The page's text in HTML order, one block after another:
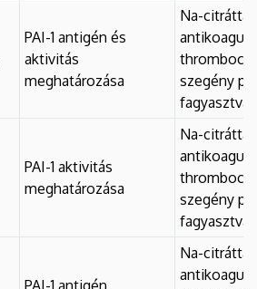
PAI-1 antigén és
aktivitás
meghatározása
Na-citráttal
szegény
fagyasztva
PAI-1 aktivitás
meghatározása
Na-citráttal
szegény
fagyasztva
PAI-1 antigén
Na-citráttal